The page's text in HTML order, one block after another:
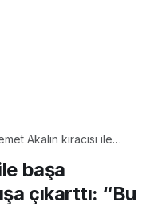
Akalın kiracısı ile
çıkarttı: “Bu evleri siz
oturun diye
başa
çıkarttı: “Bu